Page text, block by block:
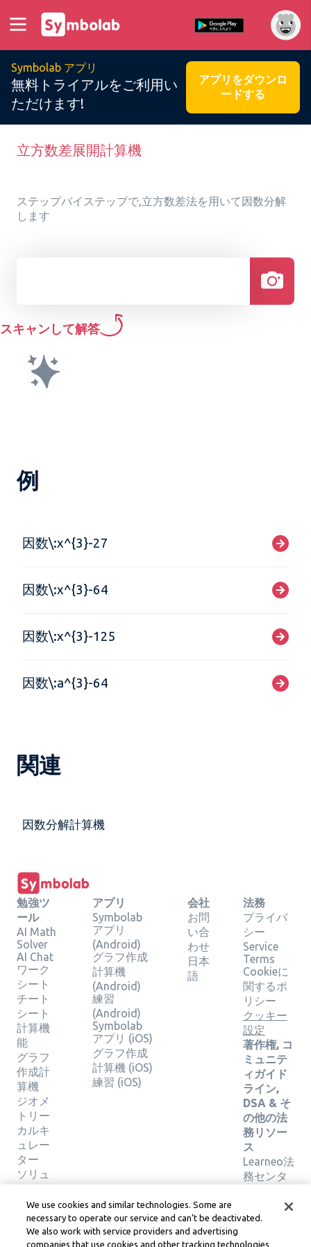
Symbolab アプリ
無料トライアルをご利用い
ただけます!
アプリをダウンロ
ードする
立方数差展開計算機
ステップバイステップで,立方数差法を用いて因数分解
します
スキャンして解答
例
因数\:x^{3}-27
因数\:x^{3}-64
因数\:x^{3}-125
因数\:a^{3}-64
関連
因数分解計算機
勉強ツ
ール
AI Math
Solver
AI Chat
ワーク
シート
チート
シート
計算機
能
グラフ
作成計
算機
ジオメ
トリー
カルキ
ュレー
ター
ソリュ
ーショ
ンの検
証
アプリ
Symbolab
アプリ
(Android)
グラフ作成
計算機
(Android)
練習
(Android)
Symbolab
アプリ (iOS)
グラフ作成
計算機 (iOS)
練習 (iOS)
会社
お問
い合
わせ
日本
語
法務
プライバ
シー
Service
Terms
Cookieに
関するポ
リシー
クッキー
設定
著作権, コ
ミュニテ
ィガイド
ライン,
DSA & そ
の他の法
務リソー
ス
Learneo法
務センタ
サービス
We use cookies and similar technologies. Some are
necessary to operate our service and can’t be deactivated.
We also work with service providers and advertising
companies that use cookies and other tracking technologies